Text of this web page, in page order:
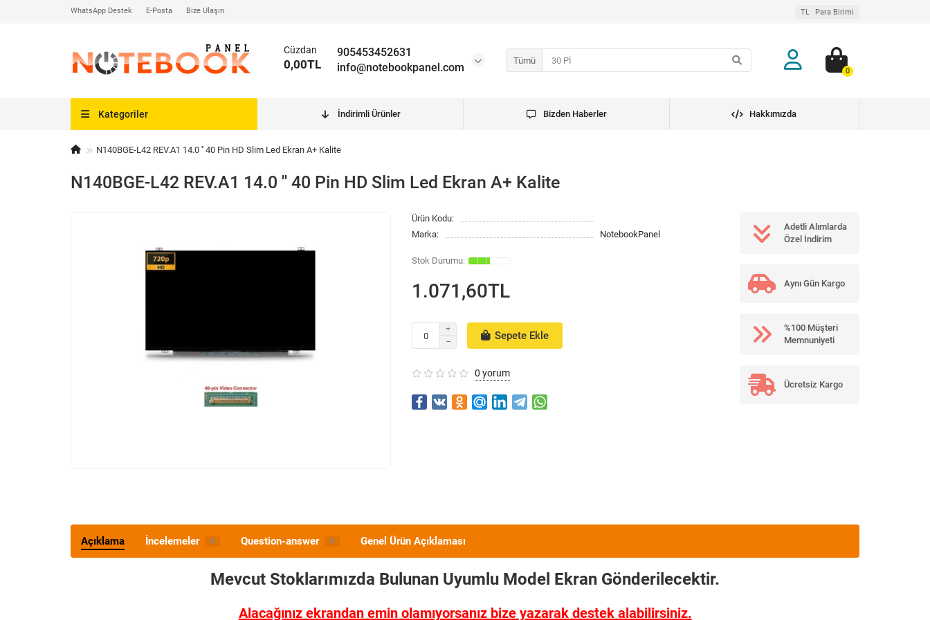
WhatsApp Destek E-Posta Bize Ulaşın TL Para Birimi
Tümü
905453452631
info@notebookpanel.com
Cüzdan
0,00TL 0
Kategoriler İndirimli Ürünler Bizden Haberler Hakkımızda
N140BGE-L42 REV.A1 14.0 '' 40 Pin HD Slim Led Ekran A+ Kalite
N140BGE-L42 REV.A1 14.0 '' 40 Pin HD Slim Led Ekran A+ Kalite
Ürün Kodu:
Marka:
NotebookPanel
1.071,60TL
Sepete Ekle
0 yorum
Adetli Alımlarda
Özel İndirim
Aynı Gün Kargo
%100 Müşteri
Memnuniyeti
Ücretsiz Kargo
Açıklama İncelemeler 0 Question-answer 0 Genel Ürün Açıklaması
Mevcut Stoklarımızda Bulunan Uyumlu Model Ekran Gönderilecektir.
Alacağınız ekrandan emin olamıyorsanız bize yazarak destek alabilirsiniz.